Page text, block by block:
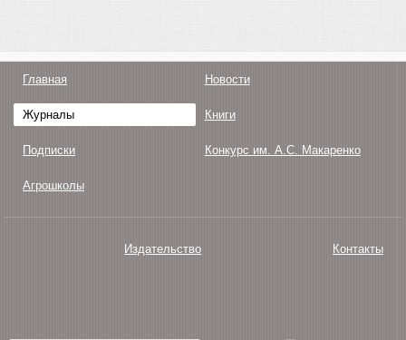
Главная Новости
Журналы Книги
Подписки Конкурс им. А.С. Макаренко
Агрошколы
Издательство Контакты